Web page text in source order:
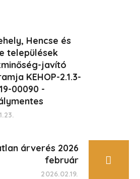
Hencse és
települések
javító
KEHOP-2.1.3-
00090 -
árverés 2026
február
2026.02.19.